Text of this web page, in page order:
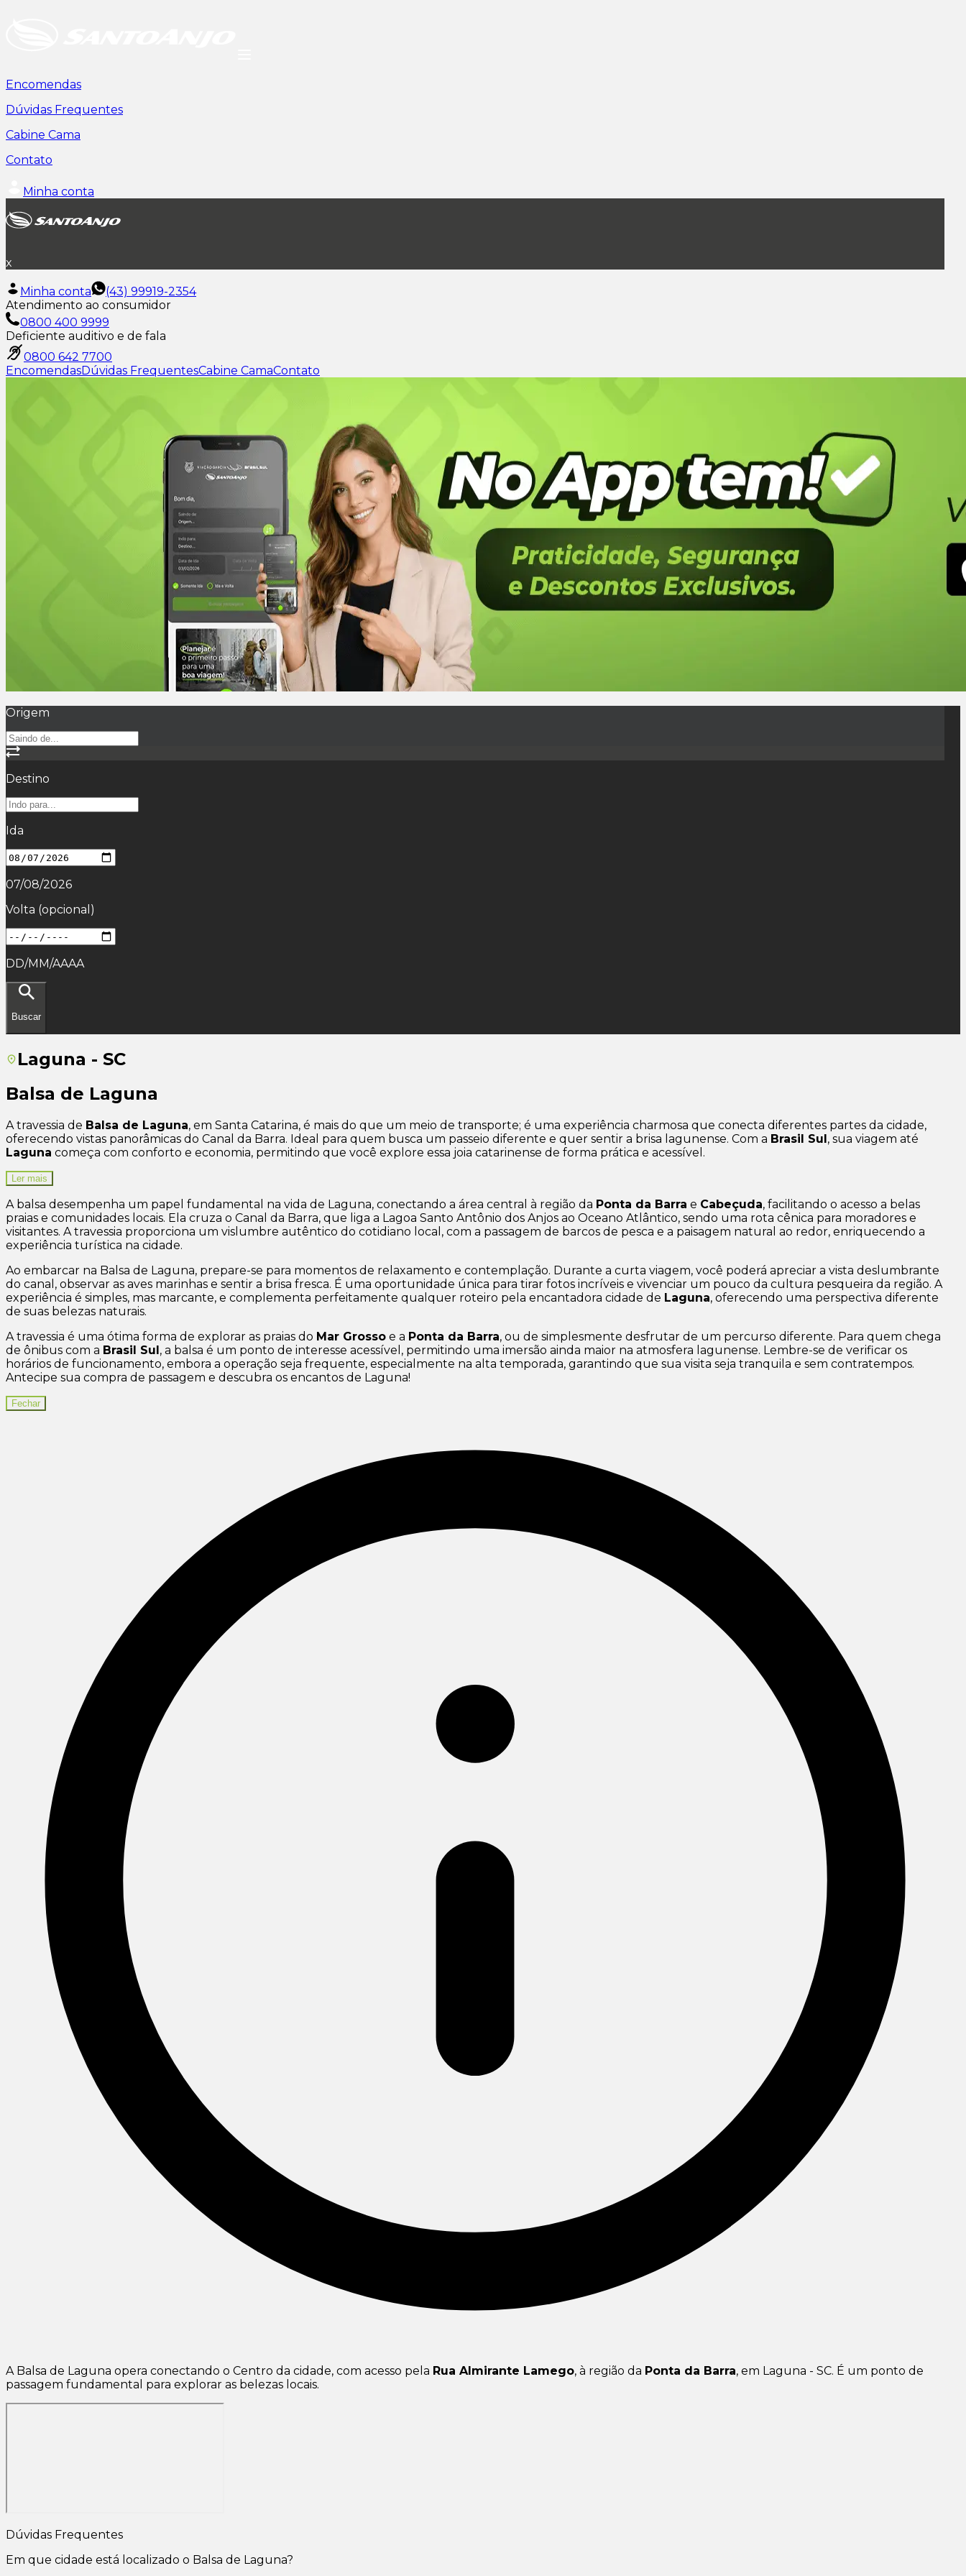
Encomendas
Dúvidas Frequentes
Cabine Cama
Contato
Minha conta
x
Minha conta
(43) 99919-2354
Atendimento ao consumidor
0800 400 9999
Deficiente auditivo e de fala
0800 642 7700
EncomendasDúvidas FrequentesCabine CamaContato
Origem
Destino
Ida
07/08/2026
Volta (opcional)
DD/MM/AAAA
Buscar
Laguna - SC
Balsa de Laguna
A travessia de Balsa de Laguna, em Santa Catarina, é mais do que um meio de transporte; é uma experiência charmosa que conecta diferentes partes da cidade,
oferecendo vistas panorâmicas do Canal da Barra. Ideal para quem busca um passeio diferente e quer sentir a brisa lagunense. Com a Brasil Sul , sua viagem até
Laguna começa com conforto e economia, permitindo que você explore essa joia catarinense de forma prática e acessível.
Ler mais
A balsa desempenha um papel fundamental na vida de Laguna, conectando a área central à região da Ponta da Barra e Cabeçuda, facilitando o acesso a belas
praias e comunidades locais. Ela cruza o Canal da Barra, que liga a Lagoa Santo Antônio dos Anjos ao Oceano Atlântico, sendo uma rota cênica para moradores e
visitantes. A travessia proporciona um vislumbre autêntico do cotidiano local, com a passagem de barcos de pesca e a paisagem natural ao redor, enriquecendo a
experiência turística na cidade.
Ao embarcar na Balsa de Laguna, prepare-se para momentos de relaxamento e contemplação. Durante a curta viagem, você poderá apreciar a vista deslumbrante
do canal, observar as aves marinhas e sentir a brisa fresca. É uma oportunidade única para tirar fotos incríveis e vivenciar um pouco da cultura pesqueira da região. A
experiência é simples, mas marcante, e complementa perfeitamente qualquer roteiro pela encantadora cidade de Laguna, oferecendo uma perspectiva diferente
de suas belezas naturais.
A travessia é uma ótima forma de explorar as praias do Mar Grosso e a Ponta da Barra, ou de simplesmente desfrutar de um percurso diferente. Para quem chega
de ônibus com a Brasil Sul , a balsa é um ponto de interesse acessível, permitindo uma imersão ainda maior na atmosfera lagunense. Lembre-se de verificar os
horários de funcionamento, embora a operação seja frequente, especialmente na alta temporada, garantindo que sua visita seja tranquila e sem contratempos.
Antecipe sua compra de passagem e descubra os encantos de Laguna!
Fechar
A Balsa de Laguna opera conectando o Centro da cidade, com acesso pela Rua Almirante Lamego, à região da Ponta da Barra, em Laguna - SC. É um ponto de
passagem fundamental para explorar as belezas locais.
Dúvidas Frequentes
Em que cidade está localizado o Balsa de Laguna?